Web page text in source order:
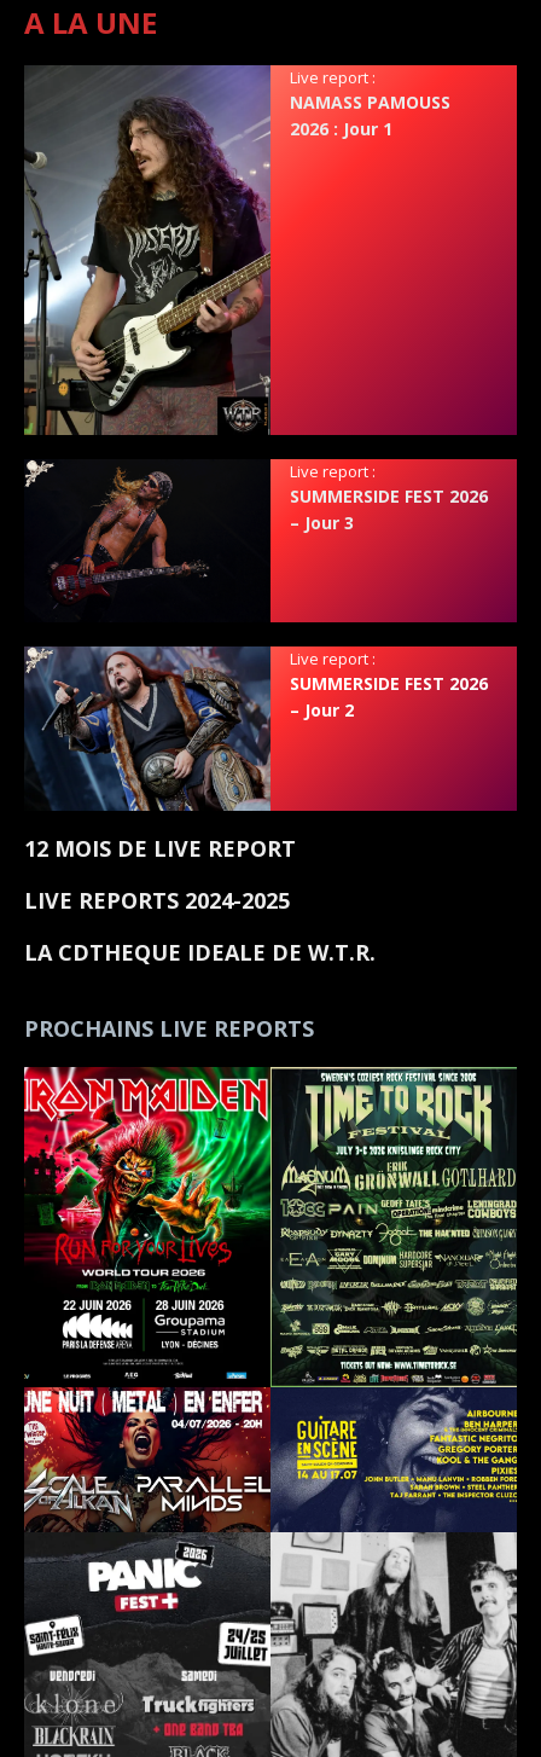
A LA UNE
Live report :
NAMASS PAMOUSS
2026 : Jour 1
Live report :
SUMMERSIDE FEST 2026
– Jour 3
Live report :
SUMMERSIDE FEST 2026
– Jour 2
12 MOIS DE LIVE REPORT
LIVE REPORTS 2024-2025
LA CDTHEQUE IDEALE DE W.T.R.
PROCHAINS LIVE REPORTS